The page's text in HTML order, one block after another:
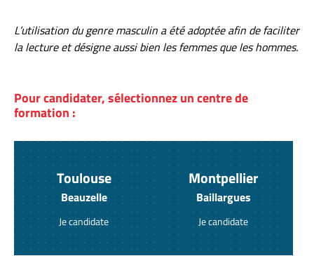
L’utilisation du genre masculin a été adoptée afin de faciliter
la lecture et désigne aussi bien les femmes que les hommes.
Pour candidater, sélectionnez un centre de
formation :
Toulouse
Beauzelle
Je candidate
Montpellier
Baillargues
Je candidate